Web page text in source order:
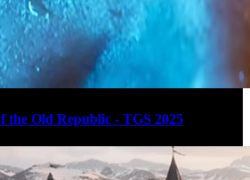
the Old Republic - TGS 2025